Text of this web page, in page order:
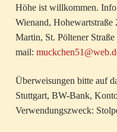
Höhe ist willkommen.
Wienand,
Martin, St. Pöltener
mail:
Überweisungen bitte auf
Stuttgart, BW-Bank,
Verwendungszweck: